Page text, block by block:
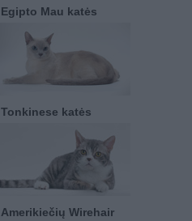
Egipto Mau katės
Tonkinese katės
Amerikiečių Wirehair